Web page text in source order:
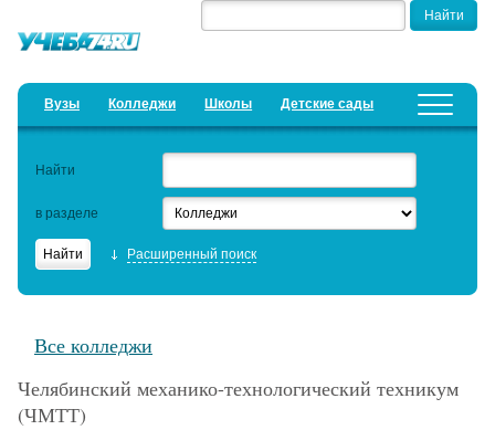
Вузы Колледжи Школы Детские сады
Добавить уч. заведение Предложить новость
Актуальные статьи
Найти
в разделе
Расширенный поиск
Все колледжи
Челябинский механико-технологический техникум
(ЧМТТ)